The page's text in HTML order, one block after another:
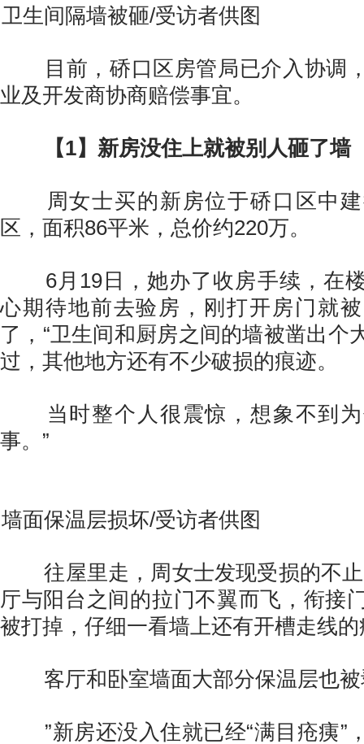
卫生间隔墙被砸/受访者供图
目前，硚口区房管局已介入协调
业及开发商协商赔偿事宜。
【1】新房没住上就被别人砸了墙
周女士买的新房位于硚口区中建
区，面积86平米，总价约220万。
6月19日，她办了收房手续，在
心期待地前去验房，刚打开房门就
了，“卫生间和厨房之间的墙被凿出个
过，其他地方还有不少破损的痕迹。
当时整个人很震惊，想象不到为
事。”
墙面保温层损坏/受访者供图
往屋里走，周女士发现受损的不止
厅与阳台之间的拉门不翼而飞，衔接
被打掉，仔细一看墙上还有开槽走线
客厅和卧室墙面大部分保温层也被
”新房还没入住就已经“满目疮痍”